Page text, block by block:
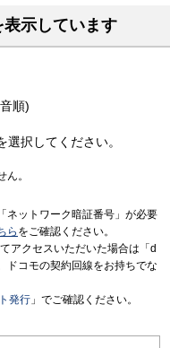
示しています
順)
択してください。
。
ネットワーク暗証番号」が必要
ら をご確認ください。
アクセスいただいた場合は「d
ドコモの契約回線をお持ちでな
発行 」でご確認ください。